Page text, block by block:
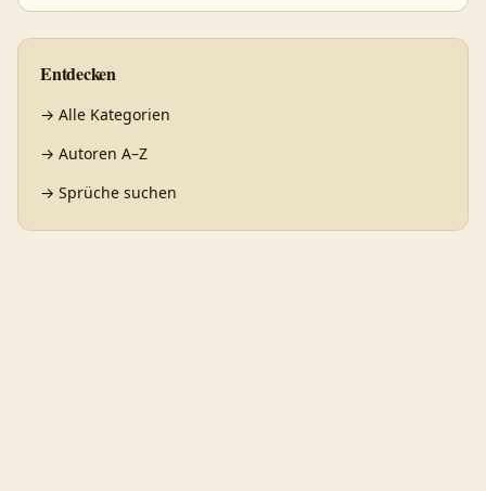
Entdecken
→ Alle Kategorien
→ Autoren A–Z
→ Sprüche suchen